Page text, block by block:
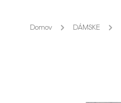
Domov / DÁMSKE /